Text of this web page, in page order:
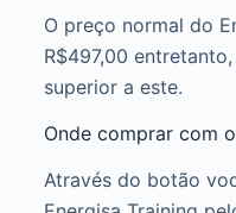
O preço normal do
R$497,00
superior a este.
Onde comprar com
Através do botão